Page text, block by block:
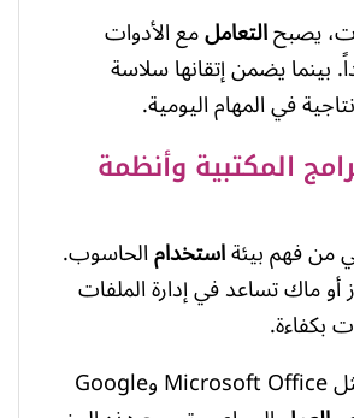
يصبحالتعاملمع الأدوات
بينما يضمن إتقانها سلاسة
في المهام اليومية.
المكتبية وأنظمة
من فهم بيئةاستخدامالحاسوب.
أو ماك تساعد في إدارة الملفات
بكفاءة.
برامج الإنتاجية مثل Microsoft Office وGoogle